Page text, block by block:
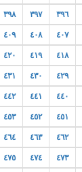
٣٩٦ ٣٩٧ ٣٩٨
٤٠٧ ٤٠٨ ٤٠٩
٤١٨ ٤١٩ ٤٢٠
٤٢٩ ٤٣٠ ٤٣١
٤٤٠ ٤٤١ ٤٤٢
٤٥١ ٤٥٢ ٤٥٣
٤٦٢ ٤٦٣ ٤٦٤
٤٧٣ ٤٧٤ ٤٧٥